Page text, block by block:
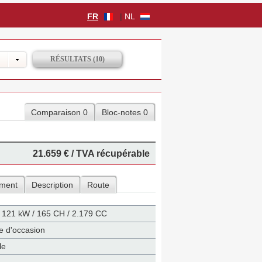
FR | NL
Bloc-notes 0
Comparaison 0
21.659 € / TVA récupérable
Description Route
121 kW / 165 CH / 2.179 CC
d'occasion